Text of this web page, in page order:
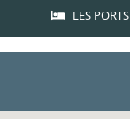
LES PORTS